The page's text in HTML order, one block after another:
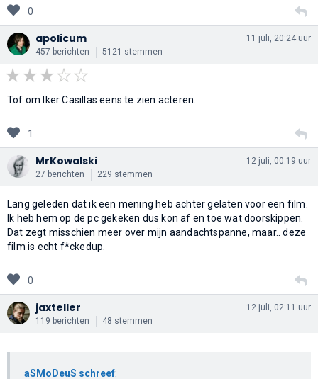
0
apolicum
457 berichten 5121 stemmen
11 juli, 20:24 uur
Tof om Iker Casillas eens te zien acteren.
1
MrKowalski
27 berichten 229 stemmen
12 juli, 00:19 uur
Lang geleden dat ik een mening heb achter gelaten voor een film.
Ik heb hem op de pc gekeken dus kon af en toe wat doorskippen.
Dat zegt misschien meer over mijn aandachtspanne, maar.. deze
film is echt f*ckedup.
0
jaxteller
119 berichten 48 stemmen
12 juli, 02:11 uur
aSMoDeuS schreef: